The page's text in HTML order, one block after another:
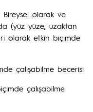
Bireysel olarak ve
(yüz yüze, uzaktan
olarak etkin biçimde
çalışabilme becerisi
çalışabilme